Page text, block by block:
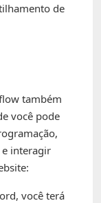
de
também
você pode
e interagir
você terá